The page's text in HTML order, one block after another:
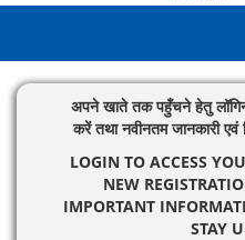
अपने खाते तक पहुँचने हेतु
करें तथा नवीनतम जानकारी
LOGIN TO ACCESS
NEW
IMPORTANT
STAY